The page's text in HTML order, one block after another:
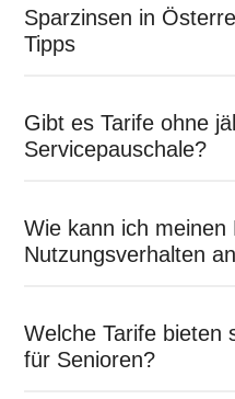
Sparzinsen in
Tipps
Gibt es Tarife ohne
Servicepauschale?
Wie kann ich meinen
Nutzungsverhalten
Welche Tarife bieten
für Senioren?